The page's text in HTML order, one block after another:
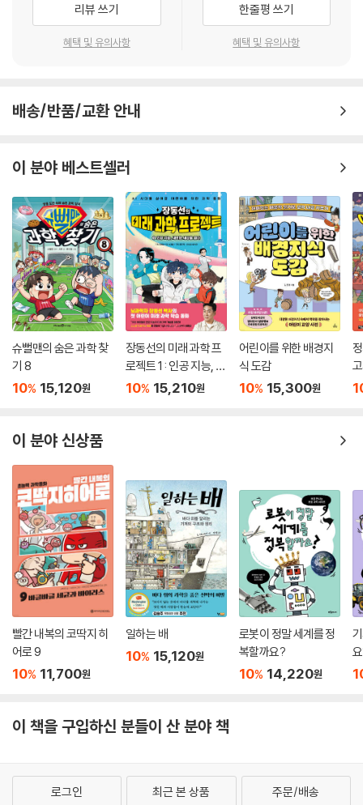
지구는 흙보다 물을 먼저 품고 있었습니다. 지구의 4분의 3을 뒤덮고 있는
존재는 미미한 수준입니다. 하지만 지구 생명체에 끼치는 바다의 영향력은
우주를 탐사하는 첨단 과학의 시대지만, 깊은 바다 세계는 비교적 최근에
야 탐사할 수 있었습니다. 예전에는 몰랐던 다양한 동물이 해구(海丘)에
서 발견되고 있으며, 이를 통해 심해에 우리가 알지 못하는 수많은 생명이
존재하고 있음을 알 수 있습니다. 바다에는 다양한 해류(海流)가 존재합
니다. 해류를 이용해 사람들은 바다를 항해했으며, 바닷물의 흐름을 타고
멀리 이동하는 동물들도 있습니다. 해류에 의해 형성된 거대한 바닷물의
흐름은 지구의 기후에 지대한 영향을 끼칩니다.
이처럼 온전한 체계를 이룬 바다에서 수많은 생물이 다양한 관계를 이루며
살아가고 있으나 인간은 수백 년 만에 ‘지구온난화’라는 큰 위기 상황으로
뭇 생명들을 몰아넣고 있습니다. 이제 우리의 시선은 지구의 미래를 걱정
하는 마음으로 바다 생태계를 향해야 합니다.
과 아인슈타인상을 수상하기도 한, 프랑스에서 가장 사랑받는 천체물리학
자인 위베르 리브스는 하늘의 별들로 향하던 시선을 잠시 거두고 우리가
사는 곳인 지구의 미래를 고민해야 한다고 제안합니다. 그는 생물 보호의
중요성을 알리는 놀라운 생태 여행으로 우리를 안내합니다.
리뷰 쓰기
혜택 및 유의사항
한줄평 쓰기
혜택 및 유의사항
배송/반품/교환 안내
이 분야 베스트셀러
슈뻘맨의 숨은 과학 찾
기 8
10% 15,120원
장동선의 미래 과학 프
로젝트 1 : 인공 지능, 새
로운 세상을 열다
10% 15,210원
어린이를 위한 배경지
식 도감
10% 15,300원
이 분야 신상품
빨간 내복의 코딱지 히
어로 9
10% 11,700원
일하는 배
10% 15,120원
로봇이 정말 세계를 정
복할까요?
10% 14,220원
이 책을 구입하신 분들이 산 분야 책
로그인 최근 본 상품 주문/배송